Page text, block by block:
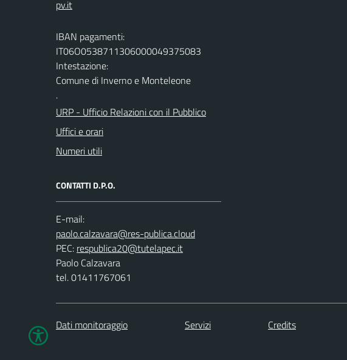
IBAN pagamenti:
IT06O0538711306000049375083
Intestazione:
Comune di Inverno e Monteleone
.
URP - Ufficio Relazioni con il Pubblico
Uffici e orari
Numeri utili
CONTATTI D.P.O.
E-mail:
PEC:
Paolo Calzavara
tel. 01411767061
Dati monitoraggio Servizi Credits